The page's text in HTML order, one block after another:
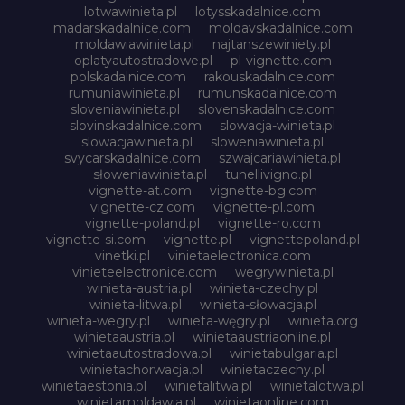
lotwawinieta.pl
lotysskadalnice.com
madarskadalnice.com
moldavskadalnice.com
moldawiawinieta.pl
najtanszewiniety.pl
oplatyautostradowe.pl
pl-vignette.com
polskadalnice.com
rakouskadalnice.com
rumuniawinieta.pl
rumunskadalnice.com
sloveniawinieta.pl
slovenskadalnice.com
slovinskadalnice.com
slowacja-winieta.pl
slowacjawinieta.pl
sloweniawinieta.pl
svycarskadalnice.com
szwajcariawinieta.pl
słoweniawinieta.pl
tunellivigno.pl
vignette-at.com
vignette-bg.com
vignette-cz.com
vignette-pl.com
vignette-poland.pl
vignette-ro.com
vignette-si.com
vignette.pl
vignettepoland.pl
vinetki.pl
vinietaelectronica.com
vinieteelectronice.com
wegrywinieta.pl
winieta-austria.pl
winieta-czechy.pl
winieta-litwa.pl
winieta-słowacja.pl
winieta-wegry.pl
winieta-węgry.pl
winieta.org
winietaaustria.pl
winietaaustriaonline.pl
winietaautostradowa.pl
winietabulgaria.pl
winietachorwacja.pl
winietaczechy.pl
winietaestonia.pl
winietalitwa.pl
winietalotwa.pl